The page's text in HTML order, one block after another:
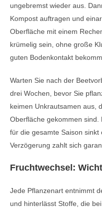
ungebremst wieder aus.
Kompost auftragen und
Oberfläche mit einem
krümelig sein, ohne große
guten Bodenkontakt
Warten Sie nach der
drei Wochen, bevor Sie
keimen Unkrautsamen aus,
Oberfläche gekommen
für die gesamte Saison sinkt
Verzögerung zahlt sich
Fruchtwechsel:
Jede Pflanzenart entnimmt
und hinterlässt Stoffe, die